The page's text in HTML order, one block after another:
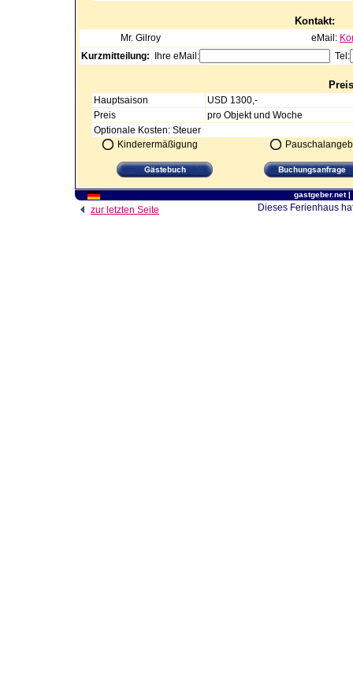
Kontakt:
Mr. Gilroy eMail:
Kurzmitteilung: Ihre eMail: Tel:
Hauptsaison
USD 1300,-
Preis
pro Objekt und Woche
Optionale Kosten: Steuer
Kinderermäßigung
gastgeber.net|
zur letzten Seite Dieses Ferienhaus